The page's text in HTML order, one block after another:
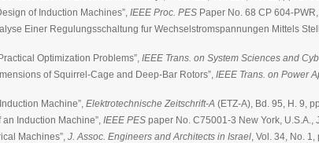
of Induction Machines”, IEEE Proc. PES Paper No. 68 CP 604-
Einer Regulungsschaltung fur Wechselstromspannungen Mittels
Optimization Problems”, IEEE Trans. on System Sciences and
of Squirrel-Cage and Deep-Bar Rotors”, IEEE Trans. on Power
Machine”, Elektrotechnische Zeitschrift-A (ETZ-A), Bd. 95, H. 9,
Induction Machine”, IEEE PES paper No. C75001-3 New York, U.S.A.,
Machines”, J. Assoc. Engineers and Architects in Israel, Vol. 34, No.